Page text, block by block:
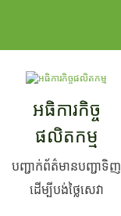
អធិការកិច្ច
ផលិតកម្ម
បញ្ជាក់ព័ត៌មានបញ្ជាទិញ
ដើម្បីបង់ថ្លៃសេវា